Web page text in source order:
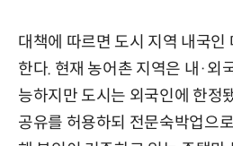
대책에 따르면 도시 지역 내국인
한다. 현재 농어촌 지역은 내·외
능하지만 도시는 외국인에 한정
공유를 허용하되 전문숙박업으